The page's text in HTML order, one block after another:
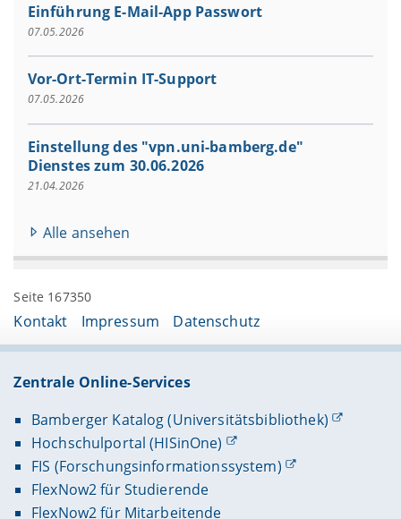
Einführung E-Mail-App Passwort
07.05.2026
Vor-Ort-Termin IT-Support
07.05.2026
Einstellung des "vpn.uni-bamberg.de"
Dienstes zum 30.06.2026
21.04.2026
Alle ansehen
Seite 167350
Kontakt Impressum Datenschutz
Zentrale Online-Services
Bamberger Katalog (Universitätsbibliothek)
Hochschulportal (HISinOne)
FIS (Forschungsinformationssystem)
FlexNow2 für Studierende
FlexNow2 für Mitarbeitende